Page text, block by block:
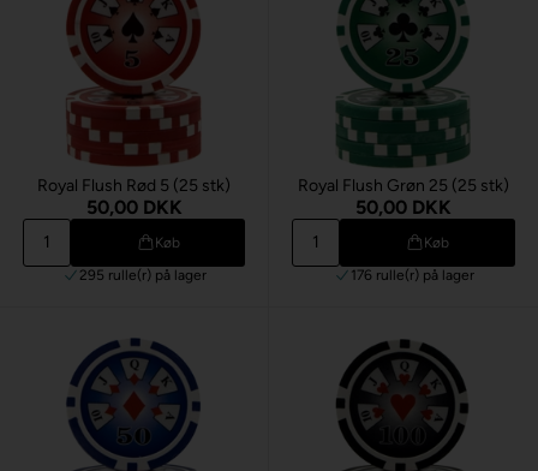
Royal Flush Rød 5 (25 stk)
50,00 DKK
Køb
295 rulle(r) på lager
Royal Flush Grøn 25 (25 stk)
50,00 DKK
Køb
176 rulle(r) på lager